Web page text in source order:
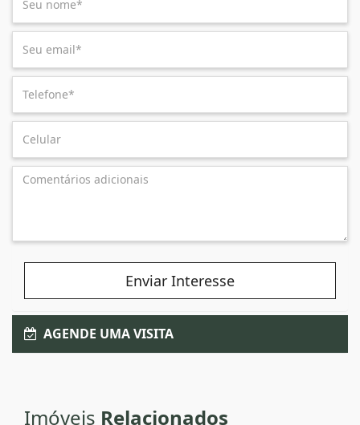
Enviar Interesse
AGENDE UMA VISITA
Imóveis Relacionados